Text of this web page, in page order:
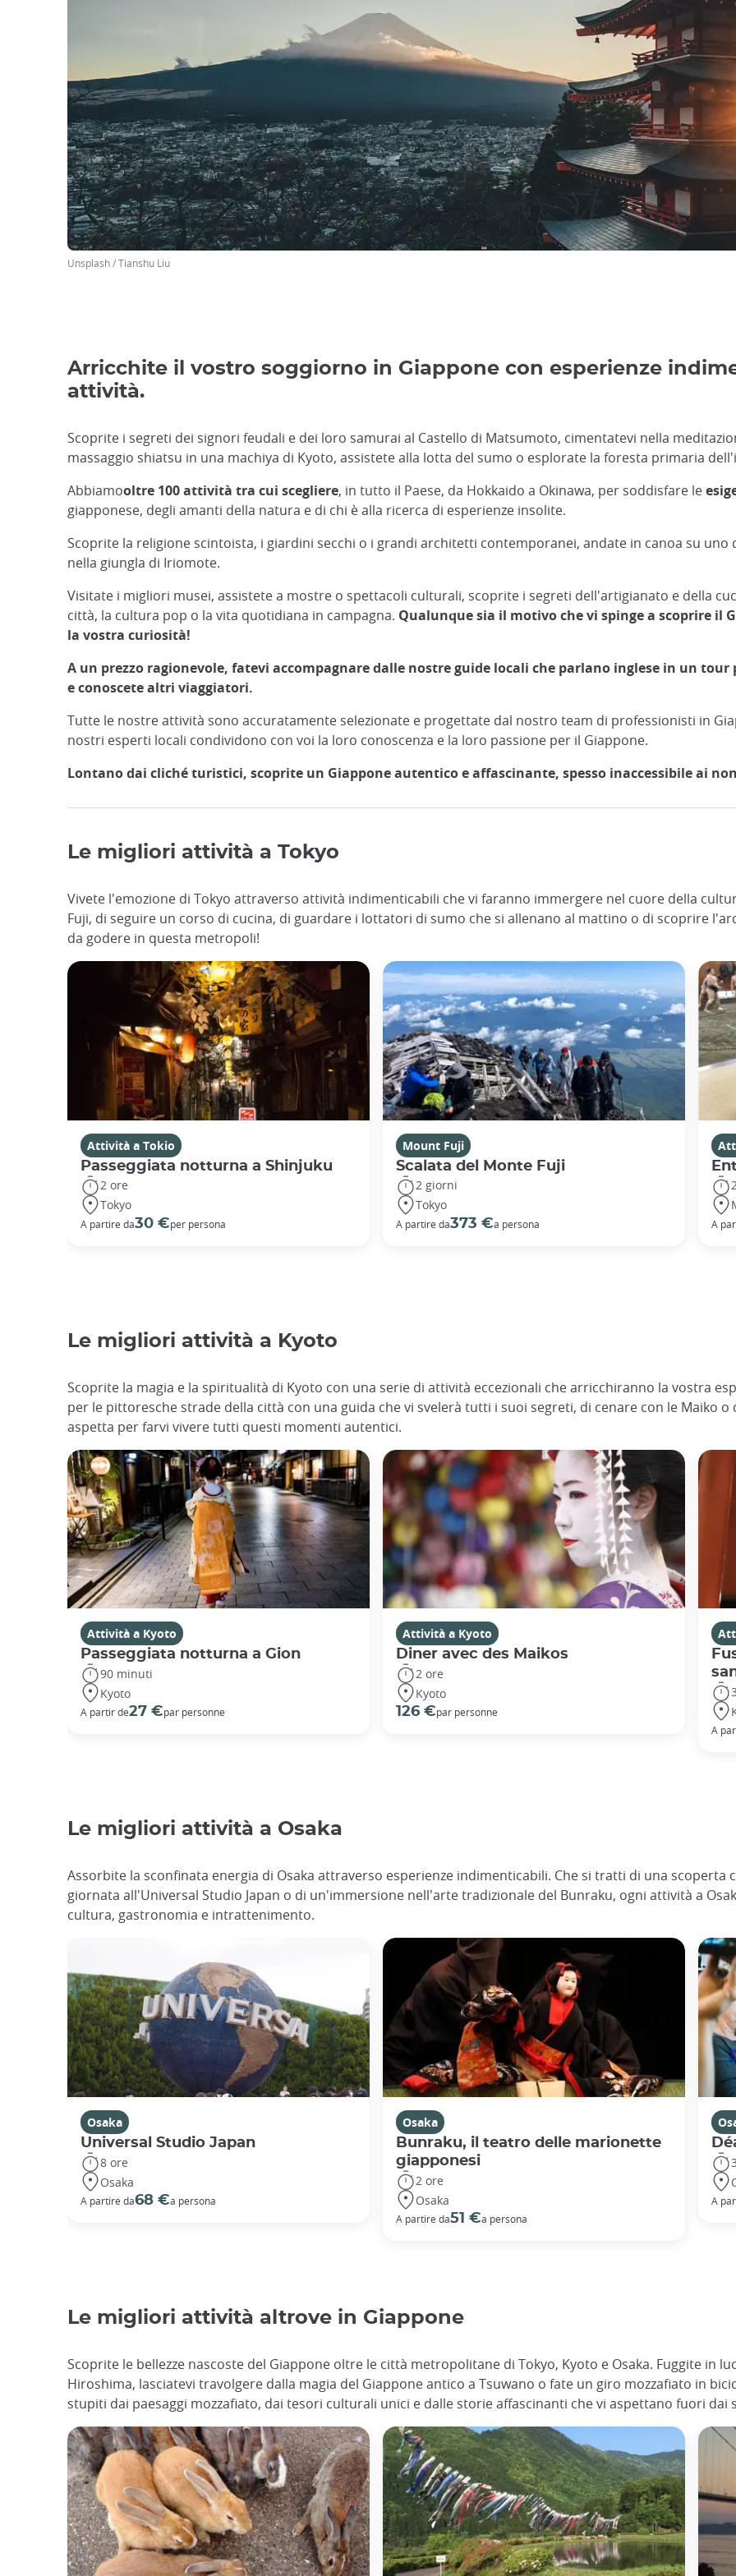
Unsplash / Tianshu Liu
Arricchite il vostro soggiorno in Giappone con esperienze
attività.
Scoprite i segreti dei signori feudali e dei loro samurai al Castello di Matsumoto, cimentatevi nella
massaggio shiatsu in una machiya di Kyoto, assistete alla lotta del sumo o esplorate la foresta primaria
Abbiamooltre 100 attività tra cui scegliere, in tutto il Paese, da Hokkaido a Okinawa, per soddisfare le
giapponese, degli amanti della natura e di chi è alla ricerca di esperienze insolite.
Scoprite la religione scintoista, i giardini secchi o i grandi architetti contemporanei, andate in canoa su
nella giungla di Iriomote.
Visitate i migliori musei, assistete a mostre o spettacoli culturali, scoprite i segreti dell'artigianato e della
città, la cultura pop o la vita quotidiana in campagna. Qualunque sia il motivo che vi spinge a scoprire il
la vostra curiosità!
A un prezzo ragionevole, fatevi accompagnare dalle nostre guide locali che parlano inglese in un
e conoscete altri viaggiatori.
Tutte le nostre attività sono accuratamente selezionate e progettate dal nostro team di professionisti in
nostri esperti locali condividono con voi la loro conoscenza e la loro passione per il Giappone.
Lontano dai cliché turistici, scoprite un Giappone autentico e affascinante, spesso inaccessibile ai
Le migliori attività a Tokyo
Vivete l'emozione di Tokyo attraverso attività indimenticabili che vi faranno immergere nel cuore della
Fuji, di seguire un corso di cucina, di guardare i lottatori di sumo che si allenano al mattino o di scoprire
da godere in questa metropoli!
Attività a Tokio
Passeggiata notturna a Shinjuku
2 ore
Tokyo
A partire da30 €per persona
Mount Fuji
Scalata del Monte Fuji
2 giorni
Tokyo
A partire da373 €a persona A
Le migliori attività a Kyoto
Scoprite la magia e la spiritualità di Kyoto con una serie di attività eccezionali che arricchiranno la vostra
per le pittoresche strade della città con una guida che vi svelerà tutti i suoi segreti, di cenare con le Maiko
aspetta per farvi vivere tutti questi momenti autentici.
Attività a Kyoto
Passeggiata notturna a Gion
90 minuti
Kyoto
A partir de27 €par personne
Attività a Kyoto
Diner avec des Maikos
2 ore
Kyoto
126 €par personne
A
Le migliori attività a Osaka
Assorbite la sconfinata energia di Osaka attraverso esperienze indimenticabili. Che si tratti di una
giornata all'Universal Studio Japan o di un'immersione nell'arte tradizionale del Bunraku, ogni attività a
cultura, gastronomia e intrattenimento.
Osaka
Universal Studio Japan
8 ore
Osaka
A partire da68 €a persona
Osaka
Bunraku, il teatro delle marionette
giapponesi
2 ore
Osaka
A partire da51 €a persona
A
Le migliori attività altrove in Giappone
Scoprite le bellezze nascoste del Giappone oltre le città metropolitane di Tokyo, Kyoto e Osaka. Fuggite in
Hiroshima, lasciatevi travolgere dalla magia del Giappone antico a Tsuwano o fate un giro mozzafiato in
stupiti dai paesaggi mozzafiato, dai tesori culturali unici e dalle storie affascinanti che vi aspettano fuori dai